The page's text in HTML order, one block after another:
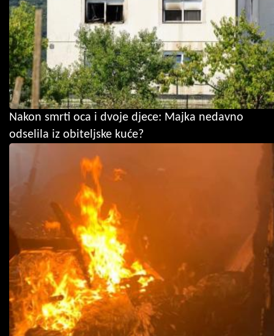
Nakon smrti oca i dvoje djece: Majka nedavno
odselila iz obiteljske kuće?